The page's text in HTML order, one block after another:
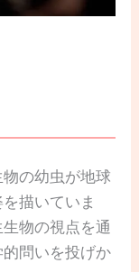
物の幼虫が地球
描いていま
物の視点を通
問いを投げか